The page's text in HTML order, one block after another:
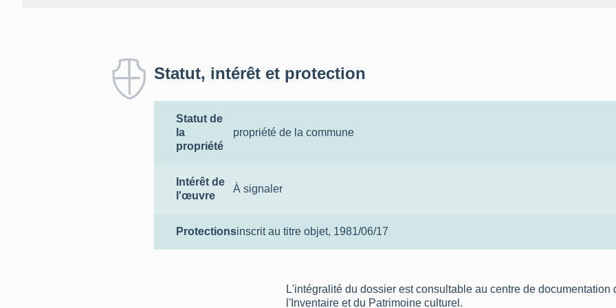
Statut, intérêt et protection
Statut de
la
propriété
propriété de la commune
Intérêt de
l'œuvre
À signaler
Protectionsinscrit au titre objet, 1981/06/17
L'intégralité du dossier est consultable au centre de documentation
l'Inventaire et du Patrimoine culturel.